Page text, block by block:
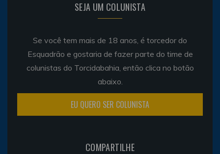
SEJA UM COLUNISTA
Se você tem mais de 18 anos, é torcedor do
Esquadrão e gostaria de fazer parte do time de
colunistas do Torcidabahia, então clica no botão
abaixo.
EU QUERO SER COLUNISTA
COMPARTILHE